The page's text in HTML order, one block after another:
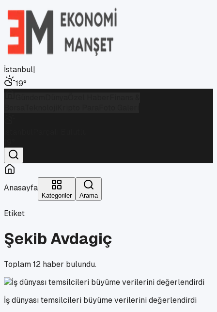
İstanbul|
19°
Anasayfa
Kategoriler Arama
Etiket
Şekib Avdagiç
Toplam12 haber bulundu.
İş dünyası temsilcileri büyüme verilerini değerlendirdi